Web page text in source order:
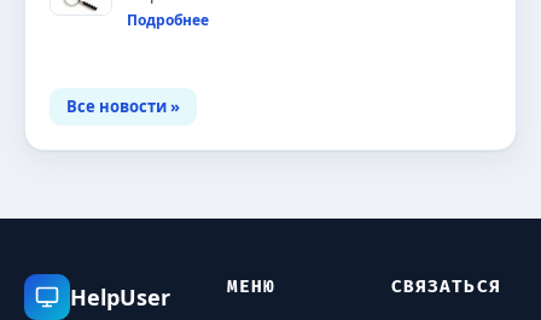
Подробнее
Все новости »
HelpUser МЕНЮ СВЯЗАТЬСЯ